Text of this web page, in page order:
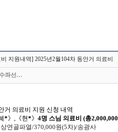
지원내역] 2025년2월104차 동안거 의료비
좌선…
거 의료비 지원 신청 내역
*》 ,《현*》 4명 스님 의료비 (총2,000,000
연골파열/370,000원(5차)/송광사